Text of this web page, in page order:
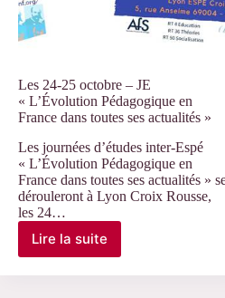
Les 24-25 octobre – JE
« L’Évolution Pédagogique en
France dans toutes ses actualités »
Les journées d’études inter-Espé
« L’Évolution Pédagogique en
France dans toutes ses actualités »
dérouleront à Lyon Croix Rousse,
les 24…
Lire la suite
Les